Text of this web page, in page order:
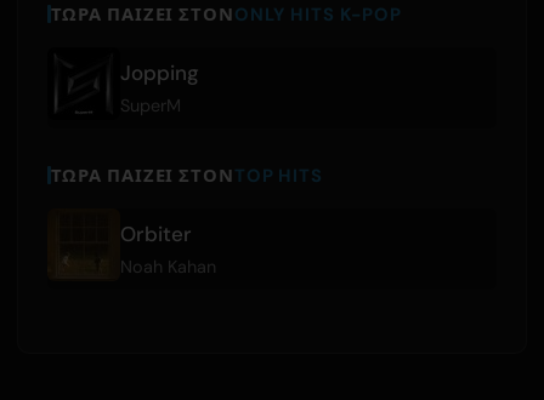
ΤΏΡΑ ΠΑΊΖΕΙ ΣΤΟΝONLY HITS K-POP
Jopping
SuperM
ΤΏΡΑ ΠΑΊΖΕΙ ΣΤΟΝTOP HITS
Orbiter
Noah Kahan